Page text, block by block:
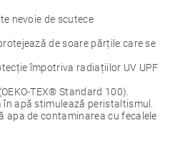
nevoie de scutece
de soare părțile care se
împotriva radiațiilor UV UPF
TEX® Standard 100).
apă stimulează peristaltismul.
apa de contaminarea cu fecalele